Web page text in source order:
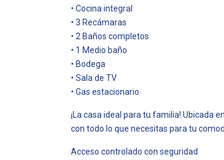
• Cocina integral
• 3 Recámaras
• 2 Baños completos
• 1 Medio baño
• Bodega
• Sala de TV
• Gas estacionario
¡La casa ideal para tu familia! Ubicada
con todo lo que necesitas para tu
Acceso controlado con seguridad